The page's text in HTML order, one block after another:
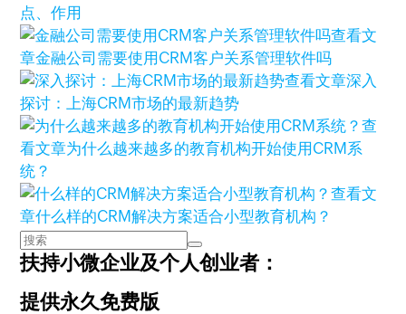
点、作用
查看文
章金融公司需要使用CRM客户关系管理软件吗
查看文章深入
探讨：上海CRM市场的最新趋势
查
看文章为什么越来越多的教育机构开始使用CRM系
统？
查看文
章什么样的CRM解决方案适合小型教育机构？
扶持小微企业及个人创业者：
提供永久免费版